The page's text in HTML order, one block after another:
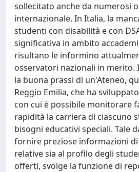
sollecitato anche da numerosi
internazionale. In Italia, la
studenti con disabilità e con
significativa in ambito
risultano le informino
osservatori nazionali in
la buona prassi di un'Ateneo,
Reggio Emilia, che ha
con cui è possibile monitorare
rapidità la carriera di ciascuno
bisogni educativi speciali. Tale
fornire preziose informazioni
relative sia al profilo degli
offerti, svolge la funzione di